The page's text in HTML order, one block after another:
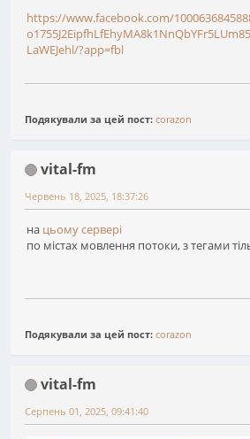
https://www.facebook.com/
LaWEJehl/?app=fbl
Подякували за цей пост: corazon
vital-fm
Червень 18, 2025, 18:37:26
на цьому сервері
по містах мовлення потоки, з тегами
Подякували за цей пост: corazon
vital-fm
Серпень 01, 2025, 09:41:40